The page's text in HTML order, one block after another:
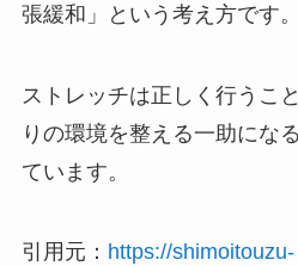
張緩和」という考え方です。
ストレッチは正しく行うこ
りの環境を整える一助にな
ています。
引用元： https://shimoitouzu-